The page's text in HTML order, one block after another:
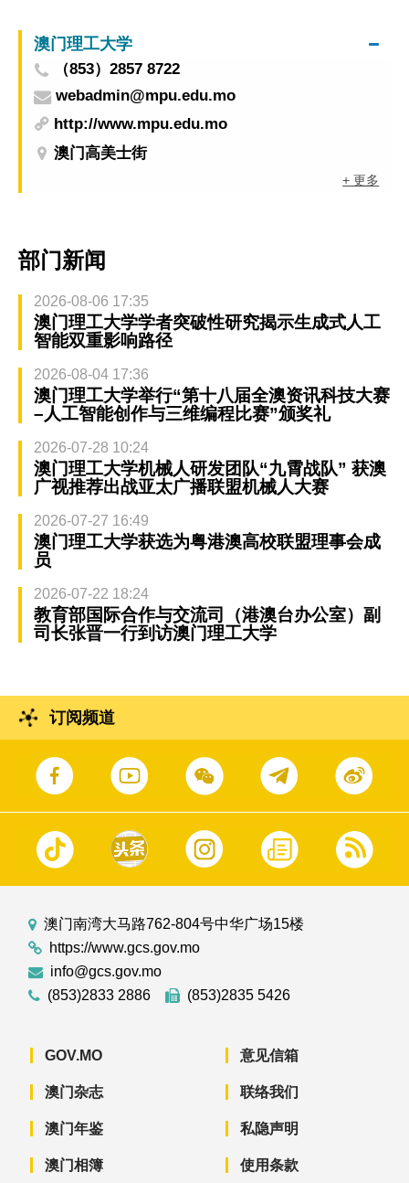
澳门理工大学
（853）2857 8722
webadmin@mpu.edu.mo
http://www.mpu.edu.mo
澳门高美士街
+ 更多
部门新闻
2026-08-06 17:35
澳门理工大学学者突破性研究揭示生成式人工
智能双重影响路径
2026-08-04 17:36
澳门理工大学举行“第十八届全澳资讯科技大赛
–人工智能创作与三维编程比赛”颁奖礼
2026-07-28 10:24
澳门理工大学机械人研发团队“九霄战队” 获澳
广视推荐出战亚太广播联盟机械人大赛
2026-07-27 16:49
澳门理工大学获选为粤港澳高校联盟理事会成
员
2026-07-22 18:24
教育部国际合作与交流司（港澳台办公室）副
司长张晋一行到访澳门理工大学
订阅频道
澳门南湾大马路762-804号中华广场15楼
https://www.gcs.gov.mo
info@gcs.gov.mo
(853)2833 2886
(853)2835 5426
GOV.MO
澳门杂志
澳门年鉴
澳门相簿
意见信箱
联络我们
私隐声明
使用条款